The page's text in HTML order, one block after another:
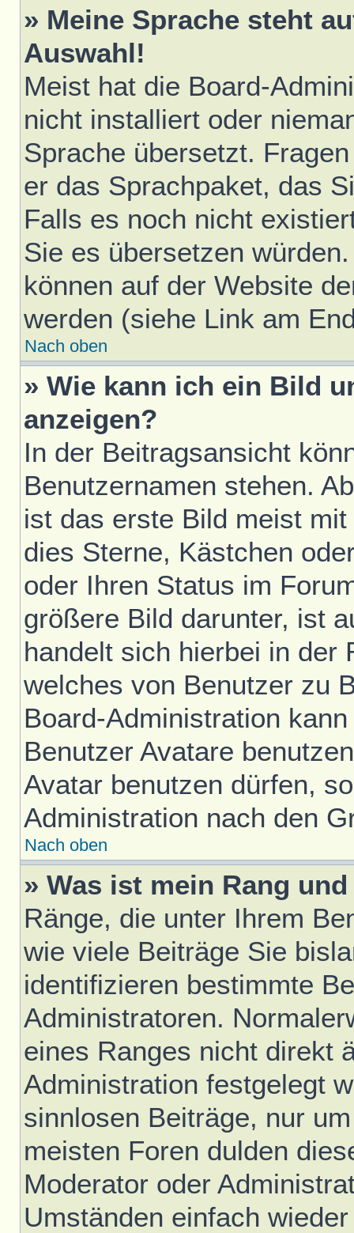
» Meine Sprache steht
Auswahl!
Meist hat die Board-
nicht installiert oder
Sprache übersetzt.
er das Sprachpaket, das
Falls es noch nicht
Sie es übersetzen
können auf der Website
werden (siehe Link am
Nach oben
» Wie kann ich ein Bild
anzeigen?
In der Beitragsansicht
Benutzernamen stehen.
ist das erste Bild meist
dies Sterne, Kästchen
oder Ihren Status im
größere Bild darunter, ist
handelt sich hierbei in der
welches von Benutzer zu
Board-Administration
Benutzer Avatare
Avatar benutzen dürfen,
Administration nach den
Nach oben
» Was ist mein Rang
Ränge, die unter Ihrem
wie viele Beiträge Sie
identifizieren bestimmte
Administratoren.
eines Ranges nicht direkt
Administration festgelegt
sinnlosen Beiträge, nur
meisten Foren dulden
Moderator oder
Umständen einfach